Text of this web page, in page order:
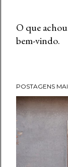
P
a
r
u
m
c
O que
bem-vindo.
POSTAGENS